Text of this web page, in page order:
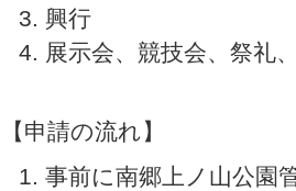
興行
展示会、競技会、祭礼
【申請の流れ】
事前に南郷上ノ山公園